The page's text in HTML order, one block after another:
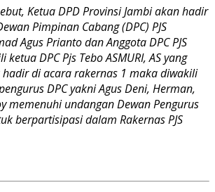
Ketua DPD Provinsi Jambi akan hadir
Pimpinan Cabang (DPC) PJS
Agus Prianto dan Anggota DPC PJS
ketua DPC Pjs Tebo ASMURI, AS yang
di acara rakernas 1 maka diwakili
DPC yakni Agus Deni, Herman,
memenuhi undangan Dewan Pengurus
berpartisipasi dalam Rakernas PJS